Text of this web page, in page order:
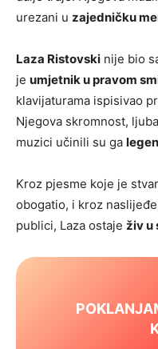
urezani u zajedničku
Laza Ristovski nije bio
je umjetnik u pravom
klavijaturama ispisivao
Njegova skromnost,
muzici učinili su ga
Kroz pjesme koje je
obogatio, i kroz
publici, Laza ostaje živ u